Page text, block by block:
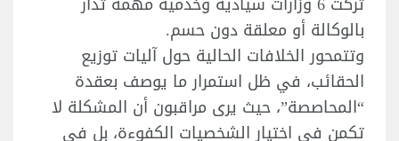
بالوكالة أو معلقة دون حسم.
وتتمحور الخلافات الحالية حول آليات توزيع
الحقائب، في ظل استمرار ما يوصف بعقدة
“المحاصصة”، حيث يرى مراقبون أن المشكلة لا
تكمن في اختيار الشخصيات الكفوءة، بل في